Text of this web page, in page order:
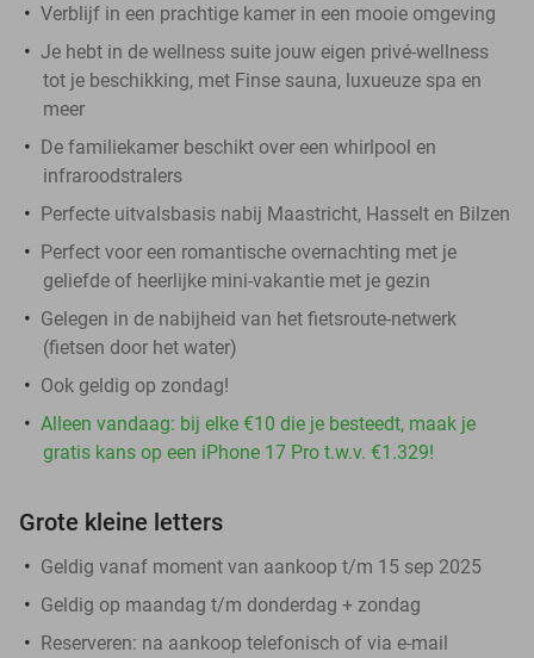
Verblijf in een prachtige kamer in een mooie omgeving
Je hebt in de wellness suite jouw eigen privé-wellness
tot je beschikking, met Finse sauna, luxueuze spa en
meer
De familiekamer beschikt over een whirlpool en
infraroodstralers
Perfecte uitvalsbasis nabij Maastricht, Hasselt en Bilzen
Perfect voor een romantische overnachting met je
geliefde of heerlijke mini-vakantie met je gezin
Gelegen in de nabijheid van het fietsroute-netwerk
(fietsen door het water)
Ook geldig op zondag!
Alleen vandaag: bij elke €10 die je besteedt, maak je
gratis kans op een iPhone 17 Pro t.w.v. €1.329!
Grote kleine letters
Geldig vanaf moment van aankoop t/m 15 sep 2025
Geldig op maandag t/m donderdag + zondag
Reserveren: na aankoop telefonisch of via e-mail